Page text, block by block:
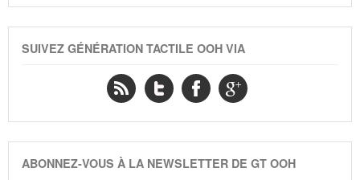
SUIVEZ GÉNÉRATION TACTILE OOH VIA
ABONNEZ-VOUS À LA NEWSLETTER DE GT OOH